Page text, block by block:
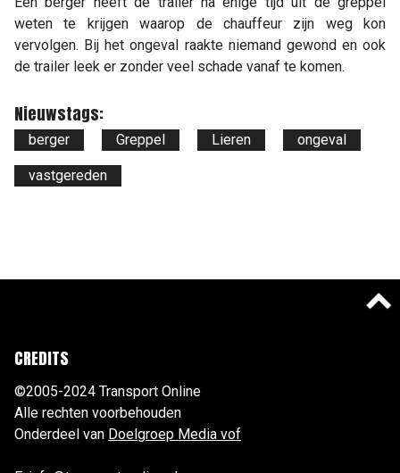
weten te krijgen waarop de chauffeur zijn weg kon
vervolgen. Bij het ongeval raakte niemand gewond en ook
de trailer leek er zonder veel schade vanaf te komen.
Nieuwstags:
berger Greppel Lieren ongeval
vastgereden
CREDITS
©2005-2024 Transport Online
Alle rechten voorbehouden
Onderdeel van Doelgroep Media vof